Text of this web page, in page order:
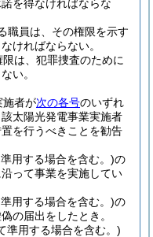
を得なければならな
職員は、その権限を示す
ければならない。
は、犯罪捜査のために
い。
施者が次の各号のいずれ
太陽光発電事業実施者
を行うべきことを勧告
用する場合を含む。)の
って事業を実施してい
用する場合を含む。)の
の届出をしたとき。
準用する場合を含む。)